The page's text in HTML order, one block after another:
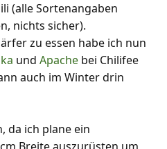
(alle Sortenangaben
nichts sicher).
zu essen habe ich nun
und Apache bei Chilifee
auch im Winter drin
da ich plane ein